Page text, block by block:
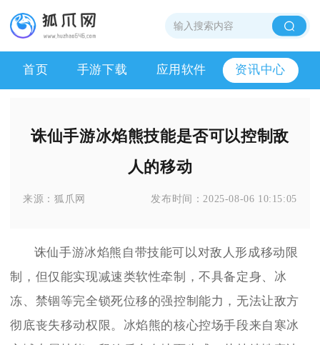
首页 手游下载 应用软件 资讯中心
诛仙手游冰焰熊技能是否可以控制敌
人的移动
来源：狐爪网 发布时间：2025-08-06 10:15:05
诛仙手游冰焰熊自带技能可以对敌人形成移动限
制，但仅能实现减速类软性牵制，不具备定身、冰
冻、禁锢等完全锁死位移的强控制能力，无法让敌方
彻底丧失移动权限。冰焰熊的核心控场手段来自寒冰